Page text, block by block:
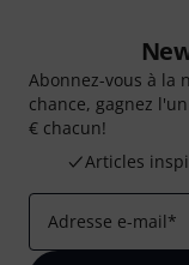
Abonnez-vous à la
chance, gagnez
€ chacun!
Articles
Adresse e-mail*